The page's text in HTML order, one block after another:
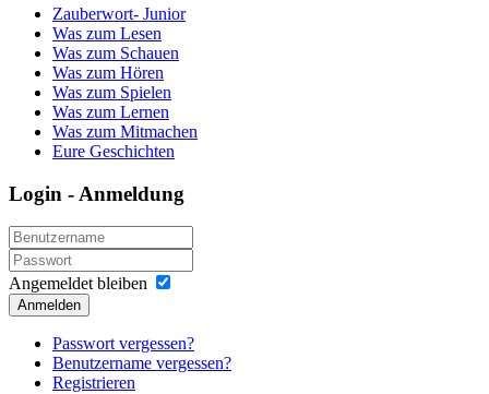
Zauberwort- Junior
Was zum Lesen
Was zum Schauen
Was zum Hören
Was zum Spielen
Was zum Lernen
Was zum Mitmachen
Eure Geschichten
Login - Anmeldung
Angemeldet bleiben
Anmelden
Passwort vergessen?
Benutzername vergessen?
Registrieren